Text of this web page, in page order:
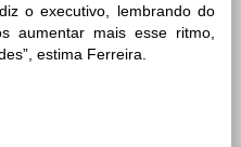
o executivo, lembrando do
aumentar mais esse ritmo,
estima Ferreira.